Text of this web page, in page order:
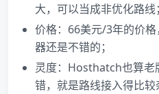
大，可以当成非优化路线；
价格：66美元/3年的价
器还是不错的；
灵度：Hosthatch也算老
错，就是路线接入得比